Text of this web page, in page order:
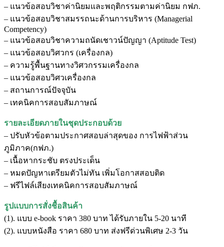
– แนวข้อสอบวิชาค่านิยมและพฤติกรรมตามค่านิยม กฟภ.
– แนวข้อสอบวิชาสมรรถนะด้านการบริหาร (Managerial
Competency)
– แนวข้อสอบวิชาความถนัดเชาวน์ปัญญา (Aptitude Test)
– แนวข้อสอบวิศวกร (เครื่องกล)
– ความรู้พื้นฐานทางวิศวกรรมเครื่องกล
– แนวข้อสอบวิศวเครื่องกล
– สถานการณ์ปัจจุบัน
– เทคนิคการสอบสัมภาษณ์
รายละเอียดภายในชุดประกอบด้วย
– ปรับหัวข้อตามประกาศสอบล่าสุดของ การไฟฟ้าส่วน
ภูมิภาค(กฟภ.)
– เนื้อหากระชับ ตรงประเด็น
– หมดปัญหาเตรียมตัวไม่ทัน เพิ่มโอกาสสอบติด
– ฟรีไฟล์เสียงเทคนิคการสอบสัมภาษณ์
รูปแบบการสั่งชื้อสินค้า
(1). แบบ e-book ราคา 380 บาท ได้รับภายใน 5-20 นาที
(2). แบบหนังสือ ราคา 680 บาท ส่งฟรีด่วนพิเศษ 2-3 วัน